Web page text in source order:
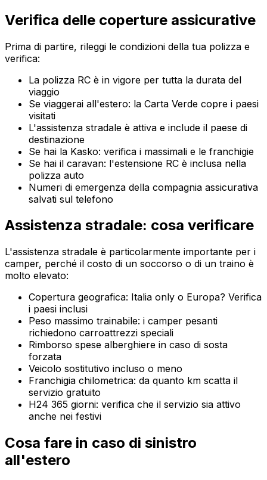
Verifica delle coperture assicurative
Prima di partire, rileggi le condizioni della tua polizza e
verifica:
La polizza RC è in vigore per tutta la durata del
viaggio
Se viaggerai all'estero: la Carta Verde copre i paesi
visitati
L'assistenza stradale è attiva e include il paese di
destinazione
Se hai la Kasko: verifica i massimali e le franchigie
Se hai il caravan: l'estensione RC è inclusa nella
polizza auto
Numeri di emergenza della compagnia assicurativa
salvati sul telefono
Assistenza stradale: cosa verificare
L'assistenza stradale è particolarmente importante per i
camper, perché il costo di un soccorso o di un traino è
molto elevato:
Copertura geografica: Italia only o Europa? Verifica
i paesi inclusi
Peso massimo trainabile: i camper pesanti
richiedono carroattrezzi speciali
Rimborso spese alberghiere in caso di sosta
forzata
Veicolo sostitutivo incluso o meno
Franchigia chilometrica: da quanto km scatta il
servizio gratuito
H24 365 giorni: verifica che il servizio sia attivo
anche nei festivi
Cosa fare in caso di sinistro
all'estero